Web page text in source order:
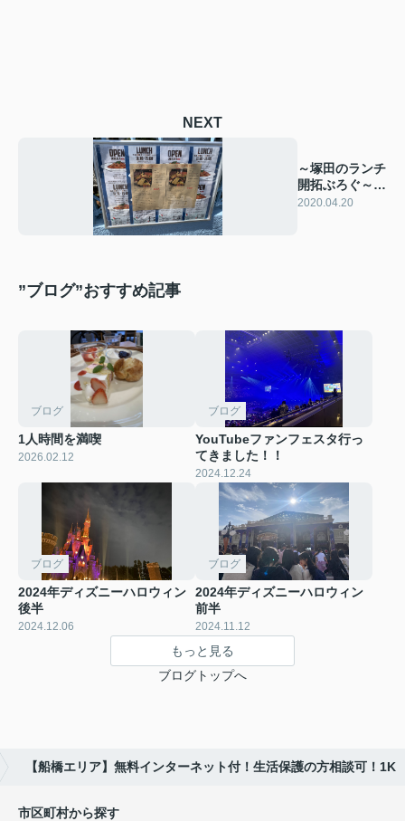
NEXT
～塚田のランチ
開拓ぶろぐ～テ
イクアウト編!!!
2020.04.20
”ブログ”おすすめ記事
ブログ
1人時間を満喫
2026.02.12
ブログ
YouTubeファンフェスタ行っ
てきました！！
2024.12.24
ブログ
2024年ディズニーハロウィン
後半
2024.12.06
ブログ
2024年ディズニーハロウィン
前半
2024.11.12
もっと見る
ブログトップへ
【船橋エリア】無料インターネット付！生活保護の方相談可！1K
市区町村から探す